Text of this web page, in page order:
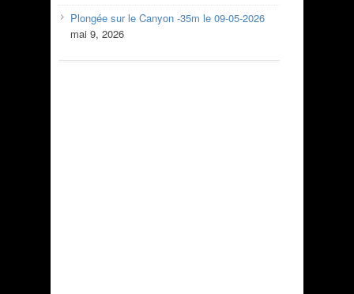
Plongée sur le Canyon -35m le 09-05-2026
mai 9, 2026